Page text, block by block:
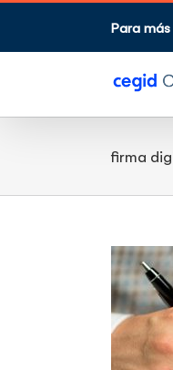
Saltar
Para
firma